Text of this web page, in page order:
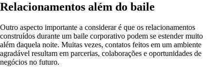
Relacionamentos além do baile
Outro aspecto importante a considerar é que os relacionamentos
construídos durante um baile corporativo podem se estender muito
além daquela noite. Muitas vezes, contatos feitos em um ambiente
agradável resultam em parcerias, colaborações e oportunidades de
negócios no futuro.